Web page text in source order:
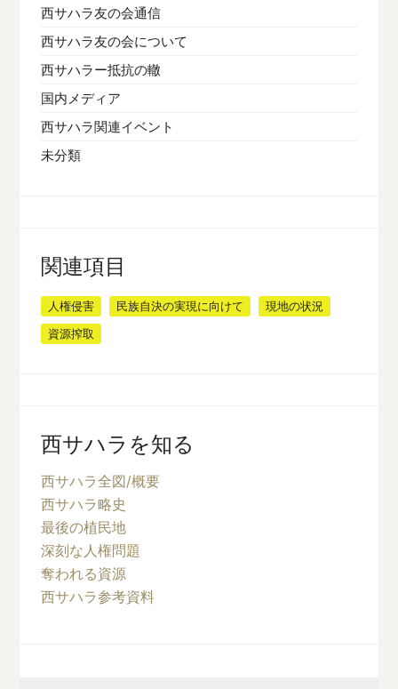
西サハラ友の会通信
西サハラ友の会について
西サハラー抵抗の轍
国内メディア
西サハラ関連イベント
未分類
関連項目
人権侵害 民族自決の実現に向けて
現地の状況
資源搾取
西サハラを知る
西サハラ全図/概要
西サハラ略史
最後の植民地
深刻な人権問題
奪われる資源
西サハラ参考資料